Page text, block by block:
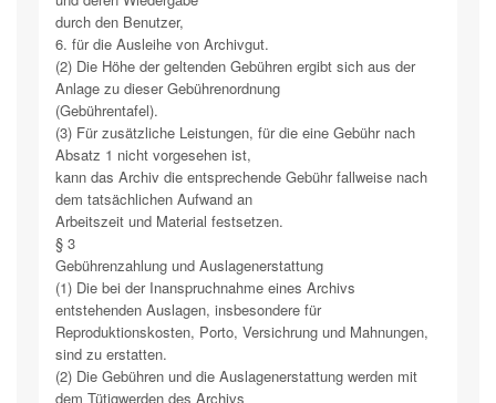
durch den Benutzer,
6. für die Ausleihe von Archivgut.
(2) Die Höhe der geltenden Gebühren ergibt sich aus der
Anlage zu dieser Gebührenordnung
(Gebührentafel).
(3) Für zusätzliche Leistungen, für die eine Gebühr nach
Absatz 1 nicht vorgesehen ist,
kann das Archiv die entsprechende Gebühr fallweise nach
dem tatsächlichen Aufwand an
Arbeitszeit und Material festsetzen.
§ 3
Gebührenzahlung und Auslagenerstattung
(1) Die bei der Inanspruchnahme eines Archivs
entstehenden Auslagen, insbesondere für
Reproduktionskosten, Porto, Versichrung und Mahnungen,
sind zu erstatten.
(2) Die Gebühren und die Auslagenerstattung werden mit
dem Tütigwerden des Archivs